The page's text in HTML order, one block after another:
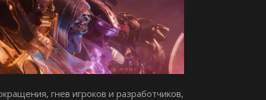
гнев игроков и разработчиков,